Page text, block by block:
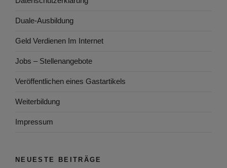
Duale-Ausbildung
Geld Verdienen Im Internet
Jobs – Stellenangebote
Veröffentlichen eines Gastartikels
Weiterbildung
Impressum
NEUESTE BEITRÄGE